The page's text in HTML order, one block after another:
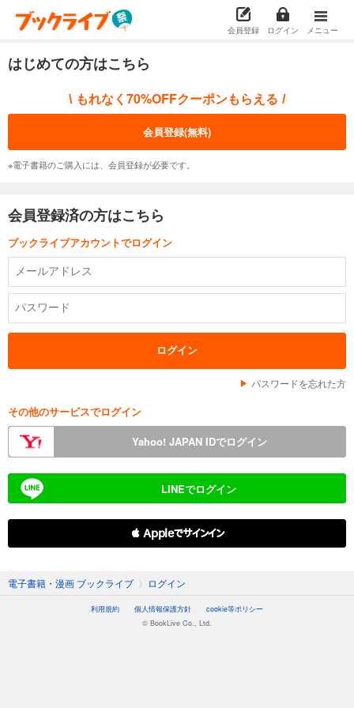
会員登録 ログイン メニュー
はじめての方はこちら
\ もれなく70%OFFクーポンもらえる /
会員登録(無料)
※電子書籍のご購入には、会員登録が必要です。
会員登録済の方はこちら
ブックライブアカウントでログイン
パスワードを忘れた方
その他のサービスでログイン
Yahoo! JAPAN IDでログイン
LINEでログイン
 Appleでサインイン
電子書籍・漫画 ブックライブ 〉 ログイン
利用規約 個人情報保護方針
cookie等ポリシー
© BookLive Co., Ltd.